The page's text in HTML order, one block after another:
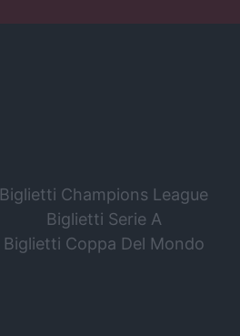
Biglietti Champions League
Biglietti Serie A
Biglietti Coppa Del Mondo